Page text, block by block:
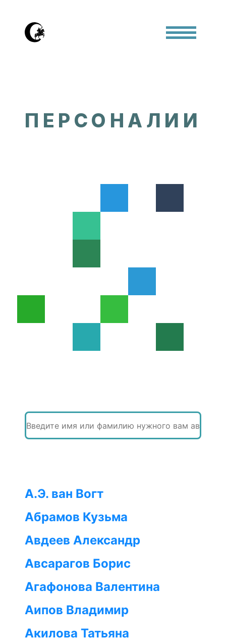
ПЕРСОНАЛИИ
А.Э. ван Вогт
Абрамов Кузьма
Авдеев Александр
Авсарагов Борис
Агафонова Валентина
Аипов Владимир
Акилова Татьяна